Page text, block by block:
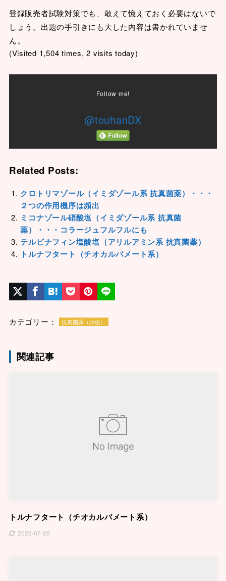
登録販売者試験対策でも、敢えて憶えておく必要はないで
しょう。出題の手引きにも大した内容は書かれていませ
ん。
(Visited 1,504 times, 2 visits today)
Follow me!
@touhanDX
Related Posts:
クロトリマゾール（イミダゾール系 抗真菌薬）・・・
２つの作用機序は頻出
ミコナゾール硝酸塩（イミダゾール系 抗真菌
薬）・・・コラージュフルフルにも
テルビナフィン塩酸塩（アリルアミン系 抗真菌薬）
トルナフタート（チオカルバメート系）
カテゴリー： 抗真菌薬（水虫）
関連記事
トルナフタート（チオカルバメート系）
2023-07-26